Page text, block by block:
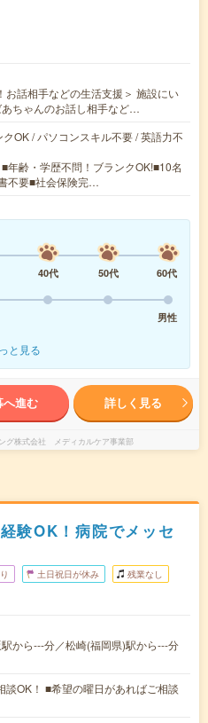
お話相手などの生活支援＞ 施設にい
ちゃんのお話し相手など…
OK / パソコンスキル不要 / 英語力不
年齢・学歴不問！ブランクOK!■10名
不要■社会保険完…
40代 50代
60代
男性
と見る
へ進む 詳しく見る
グ株式会社 メディカルケア事業部
験OK！病院でメッセ
土日祝日が休み 残業なし
から---分／松崎(福岡県)駅から---分
談OK！ ■希望の曜日があればご相談